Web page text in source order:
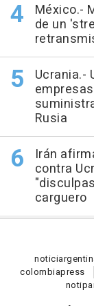
México.-
de un
Ucrania.-
Rusia
Irán
contra
carguero
notici
colombiapress
noti